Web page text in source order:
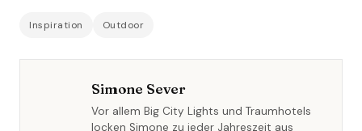
Inspiration Outdoor
Simone Sever
Vor allem Big City Lights und Traumhotels
locken Simone zu jeder Jahreszeit aus